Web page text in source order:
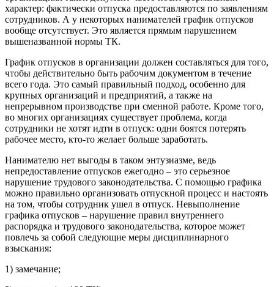
характер: фактически отпуска предоставляются по заявлениям
сотрудников. А у некоторых нанимателей график отпусков
вообще отсутствует. Это является прямым нарушением
вышеназванной нормы ТК.
График отпусков в организации должен составляться для того,
чтобы действительно быть рабочим документом в течение
всего года. Это самый правильный подход, особенно для
крупных организаций и предприятий, а также на
непрерывном производстве при сменной работе. Кроме того,
во многих организациях существует проблема, когда
сотрудники не хотят идти в отпуск: одни боятся потерять
рабочее место, кто-то желает больше заработать.
Нанимателю нет выгоды в таком энтузиазме, ведь
непредоставление отпусков ежегодно – это серьезное
нарушение трудового законодательства. С помощью графика
можно правильно организовать отпускной процесс и настоять
на том, чтобы сотрудник ушел в отпуск. Невыполнение
графика отпусков – нарушение правил внутреннего
распорядка и трудового законодательства, которое может
повлечь за собой следующие меры дисциплинарного
взыскания:
1) замечание;